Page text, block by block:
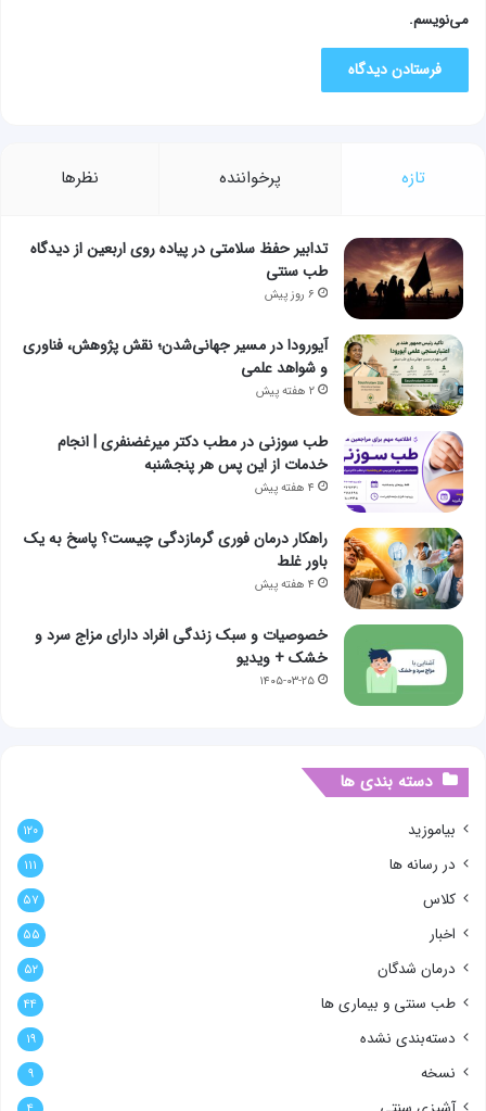
می‌نویسم.
تازه پرخواننده نظرها
تدابیر حفظ سلامتی در پیاده روی اربعین از دیدگاه
طب سنتی
۶ روز پیش
آیورودا در مسیر جهانی‌شدن؛ نقش پژوهش، فناوری
و شواهد علمی
۲ هفته پیش
طب سوزنی در مطب دکتر میرغضنفری | انجام
خدمات از این پس هر پنجشنبه
۴ هفته پیش
راهکار درمان فوری گرمازدگی چیست؟ پاسخ به یک
باور غلط
۴ هفته پیش
خصوصیات و سبک زندگی افراد دارای مزاج سرد و
خشک + ویدیو
۱۴۰۵-۰۳-۲۵
دسته بندی ها
بیاموزید ۱۲۰
در رسانه ها ۱۱۱
کلاس ۵۷
اخبار ۵۵
درمان شدگان ۵۲
طب سنتی و بیماری ها ۴۴
دسته‌بندی نشده ۱۹
نسخه ۹